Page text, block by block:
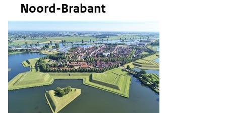
Noord-Brabant